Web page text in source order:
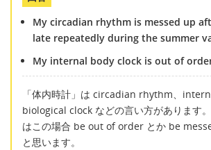
My circadian rhythm is messed up
late repeatedly during the summer
My internal body clock is out of
「体内時計」は circadian rhythm、
biological clock などの言い方があります。
はこの場合 be out of order とか be
と思います。